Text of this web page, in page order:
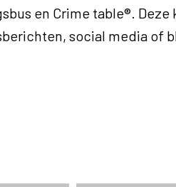
en Crime table®.
social media of